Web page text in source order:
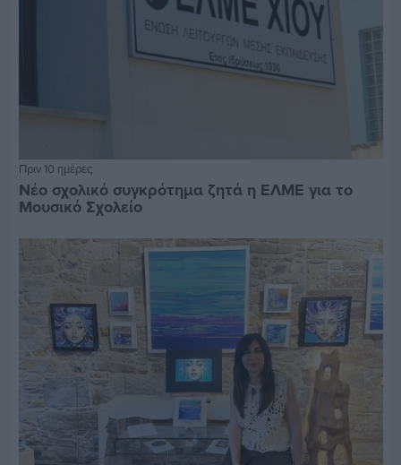
Πριν 10 ημέρες
Νέο σχολικό συγκρότημα ζητά η ΕΛΜΕ για το
Μουσικό Σχολείο